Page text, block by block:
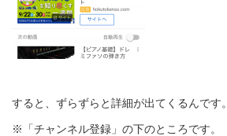
すると、ずらずらと詳細が出てくるんです。
※「チャンネル登録」の下のところです。